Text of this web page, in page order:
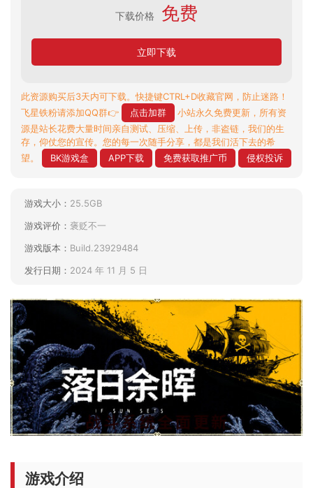
下载价格 免费
立即下载
此资源购买后3天内可下载。快捷键CTRL+D收藏官网，防止迷路！
飞星铁粉请添加QQ群👉
点击加群
小站永久免费更新，所有资
源是站长花费大量时间亲自测试、压缩、上传，非盗链，我们的生
存，仰仗您的宣传。您的每一次随手分享，都是我们活下去的希
望。
BK游戏盒 APP下载 免费获取推广币 侵权投诉
游戏大小： 25.5GB
游戏评价： 褒贬不一
游戏版本： Build.23929484
发行日期： 2024 年 11 月 5 日
游戏介绍